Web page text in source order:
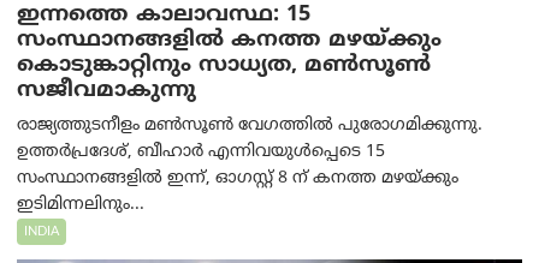
ഇന്നത്തെ കാലാവസ്ഥ: 15
സംസ്ഥാനങ്ങളിൽ കനത്ത മഴയ്ക്കും
കൊടുങ്കാറ്റിനും സാധ്യത, മൺസൂൺ
സജീവമാകുന്നു
രാജ്യത്തുടനീളം മൺസൂൺ വേഗത്തിൽ പുരോഗമിക്കുന്നു.
ഉത്തർപ്രദേശ്, ബീഹാർ എന്നിവയുൾപ്പെടെ 15
സംസ്ഥാനങ്ങളിൽ ഇന്ന്, ഓഗസ്റ്റ് 8 ന് കനത്ത മഴയ്ക്കും
ഇടിമിന്നലിനും...
INDIA